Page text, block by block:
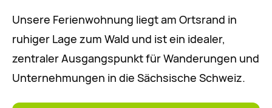
Unsere Ferienwohnung liegt am Ortsrand in
ruhiger Lage zum Wald und ist ein idealer,
zentraler Ausgangspunkt für Wanderungen und
Unternehmungen in die Sächsische Schweiz.